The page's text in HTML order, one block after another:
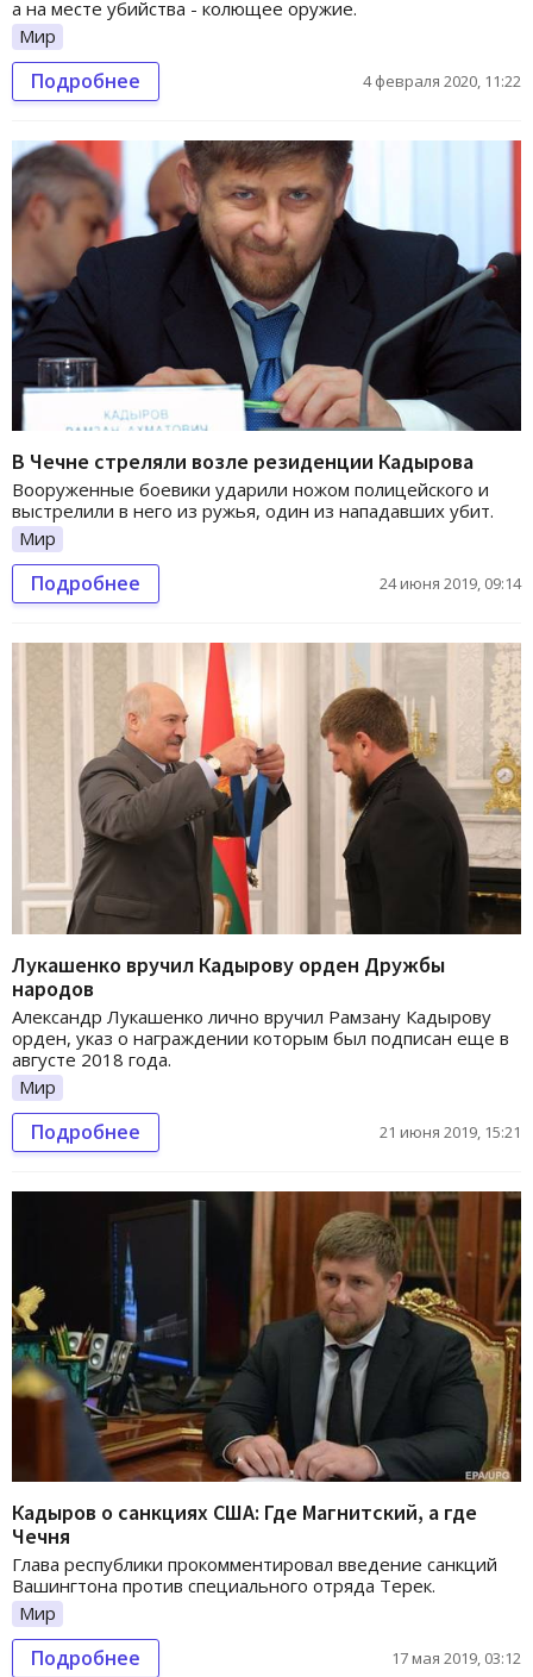
а на месте убийства - колющее оружие.
Мир
Подробнее 4 февраля 2020, 11:22
В Чечне стреляли возле резиденции Кадырова
Вооруженные боевики ударили ножом полицейского и
выстрелили в него из ружья, один из нападавших убит.
Мир
Подробнее 24 июня 2019, 09:14
Лукашенко вручил Кадырову орден Дружбы
народов
Александр Лукашенко лично вручил Рамзану Кадырову
орден, указ о награждении которым был подписан еще в
августе 2018 года.
Мир
Подробнее 21 июня 2019, 15:21
Кадыров о санкциях США: Где Магнитский, а где
Чечня
Глава республики прокомментировал введение санкций
Вашингтона против специального отряда Терек.
Мир
Подробнее 17 мая 2019, 03:12